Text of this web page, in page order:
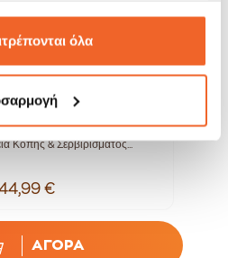
με την από μέρους σας χρήση
όλα
Κοπής & Σερβιρίσματος...
€
ΑΓΟΡΑ